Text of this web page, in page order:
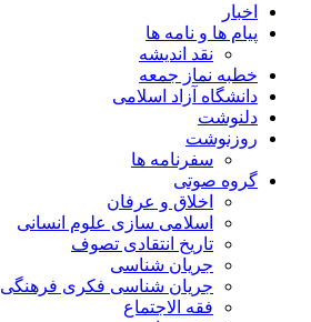
اخبار
پیام ها و نامه ها
نقد اندیشه
خطبه نماز جمعه
دانشگاه آزاد اسلامی
دلنوشت
روزنوشت
سفرنامه ها
گروه صوتی
اخلاق و عرفان
اسلامی سازی علوم انسانی
تاریخ انتقادی تصوف
جریان شناسی
جریان شناسی فکری فرهنگی
فقه الاجتماع